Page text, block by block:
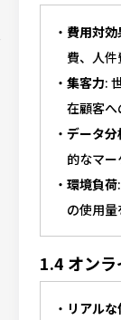
費用対効
費、人件
集客力:
在顧客へ
データ分
的なマー
環境負荷
の使用量
1.4 オン
リアル